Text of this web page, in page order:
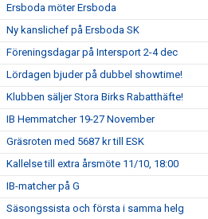
Ersboda möter Ersboda
Ny kanslichef på Ersboda SK
Föreningsdagar på Intersport 2-4 dec
Lördagen bjuder på dubbel showtime!
Klubben säljer Stora Birks Rabatthäfte!
IB Hemmatcher 19-27 November
Gräsroten med 5687 kr till ESK
Kallelse till extra årsmöte 11/10, 18:00
IB-matcher på G
Säsongssista och första i samma helg